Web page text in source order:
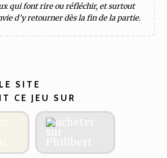
qui font rire ou réfléchir, et surtout
d’y retourner dès la fin de la partie.
SITE
CE JEU SUR